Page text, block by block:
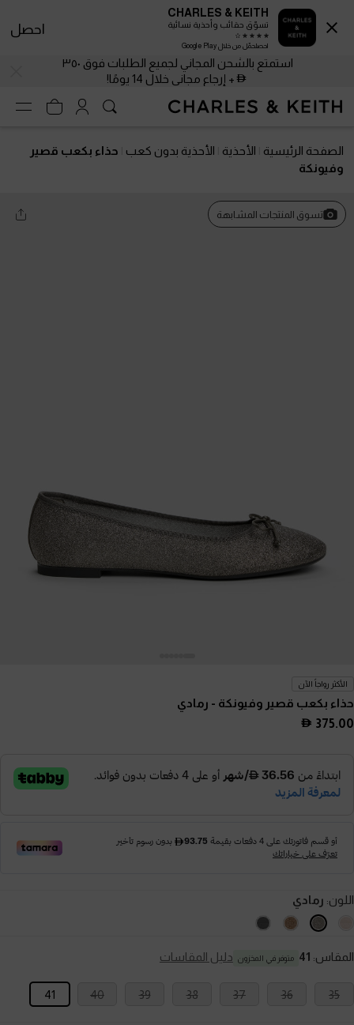
استمتع بالشحن المجاني لجميع الطلبات فوق ٣٥٠
+ إرجاع مجاني خلال 14 يومًا!
الصفحة الرئيسية الأحذية الأحذية بدون كعب
حذاء بكعب قصير
وفيونكة
تسوق المنتجات المشابهة
الأكثر رواجاً الآن
حذاء بكعب قصير وفيونكة - رمادي
375.00
اللون: رمادي
المقاس: 41 متوفر في المخزون دليل المقاسات
35
36
37
38
39
40
41
CHARLES & KEITH
تسوّق حقائب وأحذية نسائية
احصلحمّل من خلال Google Play
احصل